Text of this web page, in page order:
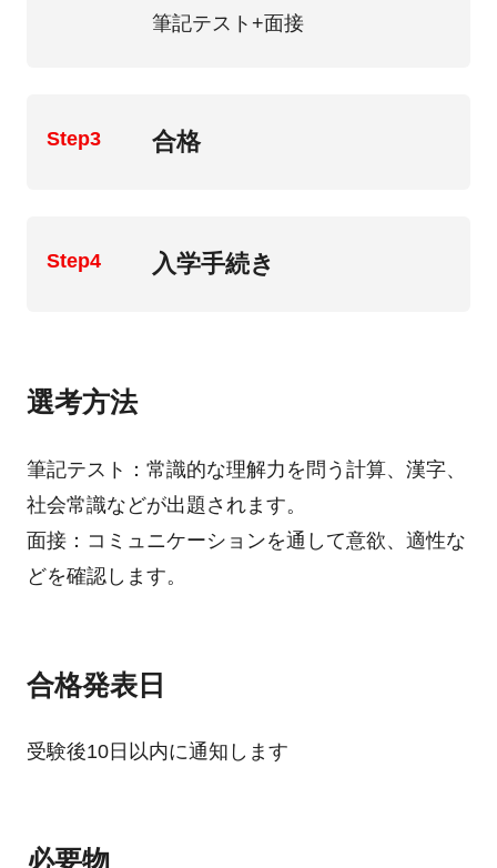
筆記テスト+面接
Step3 合格
Step4 入学手続き
選考方法
筆記テスト：常識的な理解力を問う計算、漢字、
社会常識などが出題されます。
面接：コミュニケーションを通して意欲、適性な
どを確認します。
合格発表日
受験後10日以内に通知します
必要物